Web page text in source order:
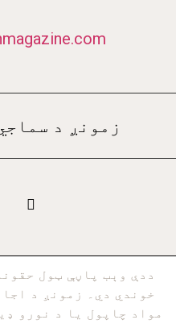
زمونږ د
ددې وېب پاڼې ټول
خوندي دي۔ زمونږ د
مواد چاپول يا د نورو